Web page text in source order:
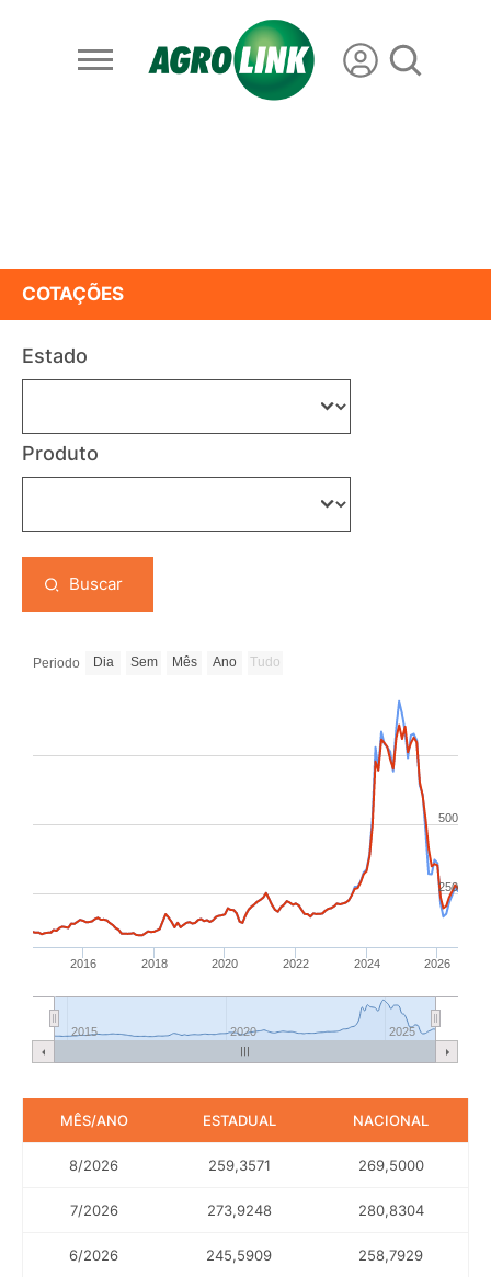
COTAÇÕES
Estado
Produto
Buscar
Periodo Dia Sem Mês Ano Tudo
2016 2018 2020 2022 2024 2026
2015 2020 2025
250
500
MÊS/ANO ESTADUAL NACIONAL
8/2026 259,3571 269,5000
7/2026 273,9248 280,8304
6/2026 245,5909 258,7929